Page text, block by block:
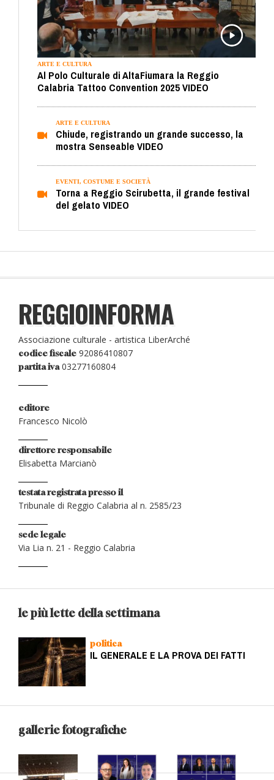
ARTE E CULTURA
Al Polo Culturale di AltaFiumara la Reggio
Calabria Tattoo Convention 2025 VIDEO
ARTE E CULTURA
Chiude, registrando un grande successo, la
mostra Senseable VIDEO
EVENTI, COSTUME E SOCIETÀ
Torna a Reggio Scirubetta, il grande festival
del gelato VIDEO
REGGIOINFORMA
Associazione culturale - artistica LiberArché
codice fiscale 92086410807
partita iva03277160804
editore
Francesco Nicolò
direttore responsabile
Elisabetta Marcianò
testata registrata presso il
Tribunale di Reggio Calabria al n. 2585/23
sede legale
Via Lia n. 21 - Reggio Calabria
le più lette della settimana
politica
IL GENERALE E LA PROVA DEI FATTI
gallerie fotografiche